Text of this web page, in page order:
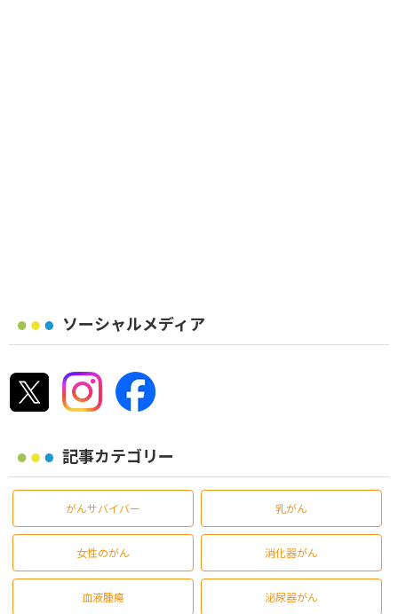
ソーシャルメディア
記事カテゴリー
がんサバイバー 乳がん
女性のがん 消化器がん
血液腫瘍 泌尿器がん